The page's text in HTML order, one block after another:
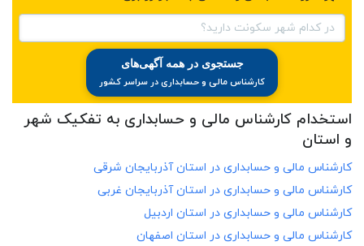
در کدام شهر سکونت دارید؟
جستجوی در همه آگهی‌های
کارشناس مالی و حسابداری در سراسر کشور
استخدام کارشناس مالی و حسابداری به تفکیک شهر
و استان
کارشناس مالی و حسابداری در استان آذربایجان شرقی
کارشناس مالی و حسابداری در استان آذربایجان غربی
کارشناس مالی و حسابداری در استان اردبیل
کارشناس مالی و حسابداری در استان اصفهان